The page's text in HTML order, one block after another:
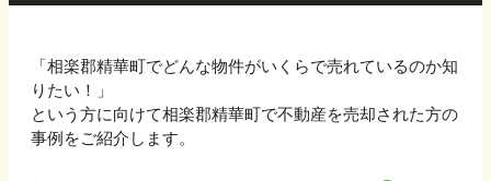
「相楽郡精華町でどんな物件がいくらで売れているのか知
りたい！」
という方に向けて相楽郡精華町で不動産を売却された方の
事例をご紹介します。